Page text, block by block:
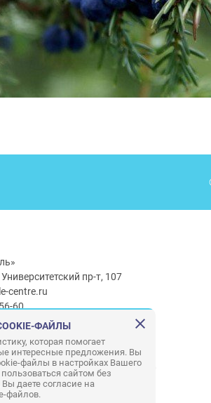
пр-т, 107
centre.ru
60
ТРЦ: с 10:00 до 22:00
г/м Ашан:с 08:00 до 23:00
г/мЛемана ПРО:с 08:00 до 22:00
ТРЦ «Акварель»
ФАЙЛЫ
которая помогает
интересные предложения. Вы
файлы в настройках Вашего
сайтом без
даете согласие на
файлов.